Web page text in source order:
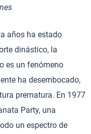
años ha estado
dinástico, la
es un fenómeno
ha desembocado,
prematura. En 1977
Party, una
un espectro de